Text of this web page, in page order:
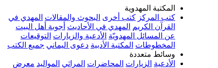
المهدوية
كتب أخرى البحوث والمقالات المهدي في
المهدي في الأحاديث أجوبة أهل البيت
المسائل المهدويّة الأدعية والزيارات التوقيعات
المكتبة الأدبية دعوى اليماني جميع الكتب
متعددة
الزيارات المحاضرات المراثي المواليد معرض